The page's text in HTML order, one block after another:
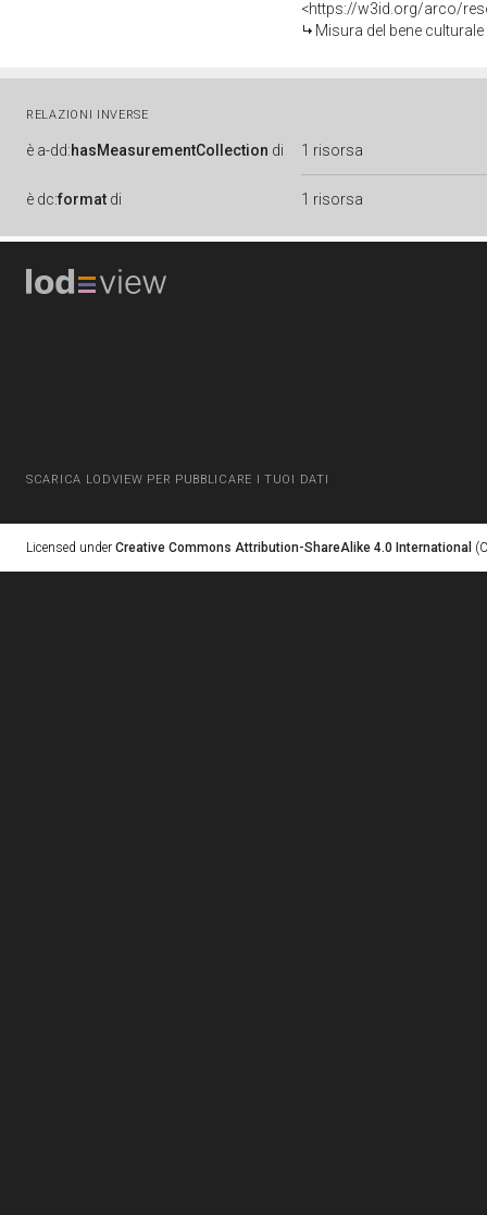
<https://w3id.org/arco/
Misura del bene
RELAZIONI INVERSE
è a-dd:hasMeasurementCollection di 1 risorsa
è dc:format di 1 risorsa
SCARICA LODVIEW PER PUBBLICARE I TUOI DATI
Licensed under Creative Commons Attribution-ShareAlike 4.0 International